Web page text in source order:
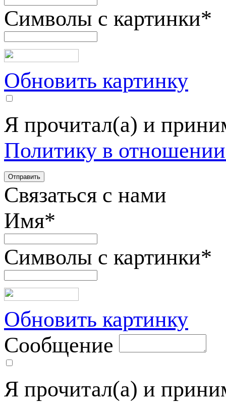
Символы с картинки*
Обновить картинку
Я прочитал(а) и
Политику в
Связаться с нами
Имя*
Символы с картинки*
Обновить картинку
Сообщение
Я прочитал(а) и